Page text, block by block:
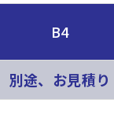
B4
別途、お見積り